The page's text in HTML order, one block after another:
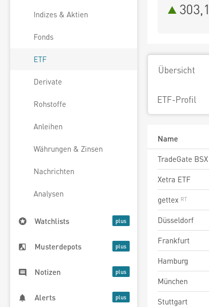
Indizes & Aktien
Fonds
ETF
Derivate
Rohstoffe
Anleihen
Währungen & Zinsen
Nachrichten
Analysen
Watchlists
Musterdepots
Notizen
Alerts
Übersicht
ETF-Profil
Name
TradeGate BSX
Xetra ETF
gettex
Düsseldorf
Frankfurt
Hamburg
München
Stuttgart